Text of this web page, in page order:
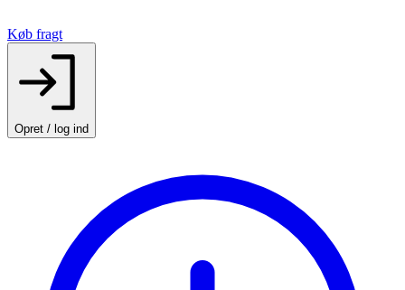
Køb fragt
Opret / log ind